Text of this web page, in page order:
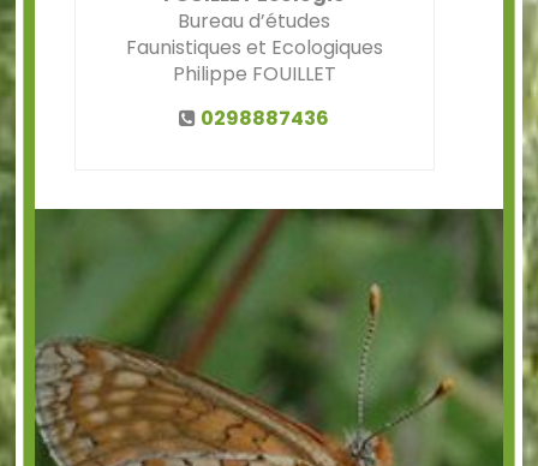
Bureau d’études
Faunistiques et Ecologiques
Philippe FOUILLET
0298887436
Précédent